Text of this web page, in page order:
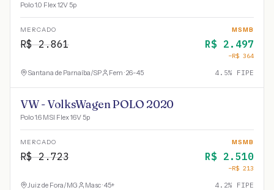
Polo 1.0 Flex 12V 5p
MERCADO
R$2.861
MSMB
R$ 2.497
−R$ 364
Santana de Parnaíba/SP Fem · 26-45 4.5% FIPE
VW - VolksWagen POLO 2020
Polo 1.6 MSI Flex 16V 5p
MERCADO
R$2.723
MSMB
R$ 2.510
−R$ 213
Juiz de Fora/MG Masc · 45+ 4.2% FIPE